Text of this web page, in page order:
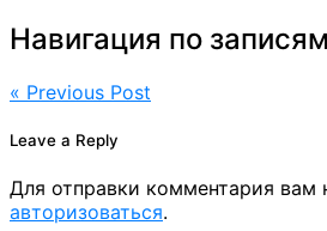
Навигация по записям
« Previous Post
Leave a Reply
Для отправки комментария вам
авторизоваться.